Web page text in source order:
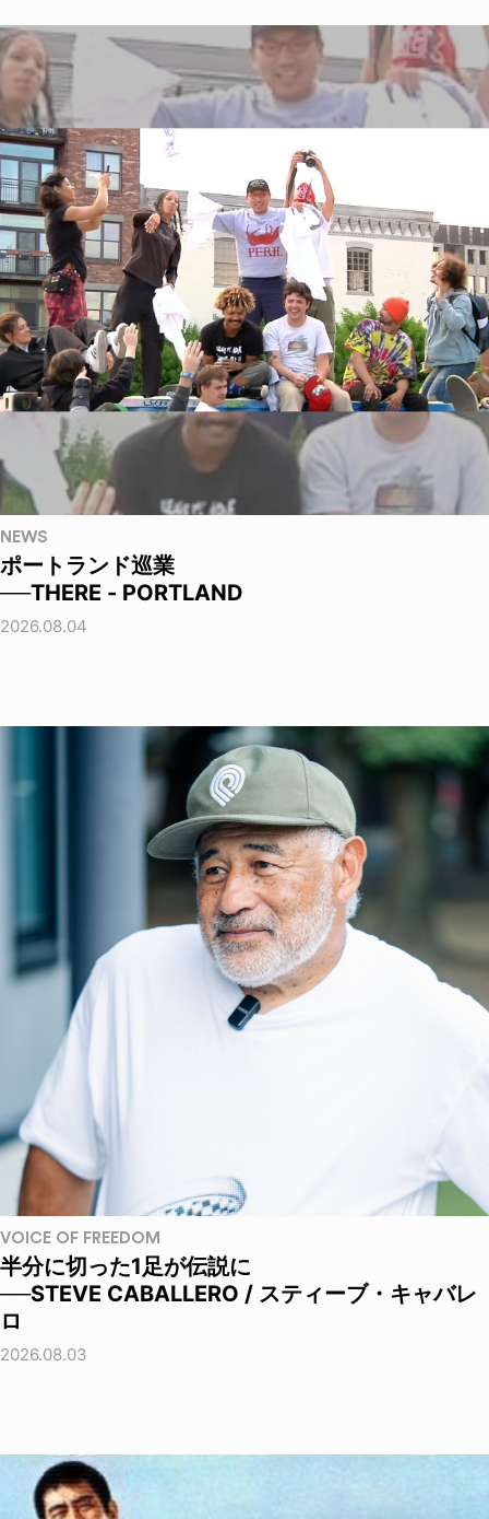
NEWS
ポートランド巡業
──THERE - PORTLAND
2026.08.04
VOICE OF FREEDOM
半分に切った1足が伝説に
──STEVE CABALLERO / スティーブ・キャバレ
ロ
2026.08.03